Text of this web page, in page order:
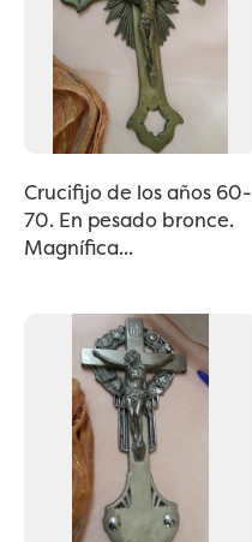
Crucifijo de los años 60-
70. En pesado bronce.
Magnífica...